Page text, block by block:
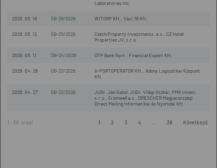
Laboratories Inc.
2025. 05. 19 ÖB-26/2026 WITORP Kft., Váci 76 Kft.
2026. 05. 12 ÖB-25/2026
Czech Property Investments, a.s., CZ Hotel
Properties JV, s.r.o.
2026. 05. 11 ÖB-24/2026 OTP Bank Nyrt., Financial Expert Kft.
2026. 04. 28 ÖB-23/2026
A-PORTOPERATOR Kft., Adony Logisztikai Központ
Kft.
2026. 04. 27 ÖB-22/2026
JUDr. Ján Sabol, JUDr. Világi Oszkár, PMK Invest,
s.r.o., Cromwell a.s., DRESCHER Magyarországi
Direct Mailing Informatikai és Nyomdai Kft.
1 - 38. oldal 1 2 3 4 38 Következő